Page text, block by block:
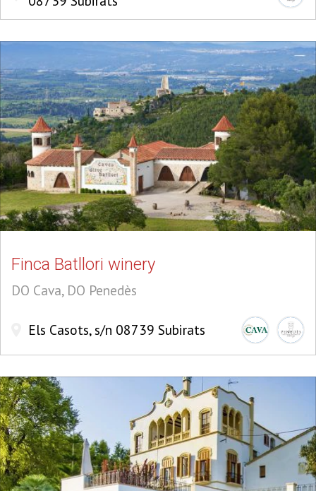
Finca Batllori winery
DO Cava, DO Penedès
Els Casots, s/n 08739 Subirats